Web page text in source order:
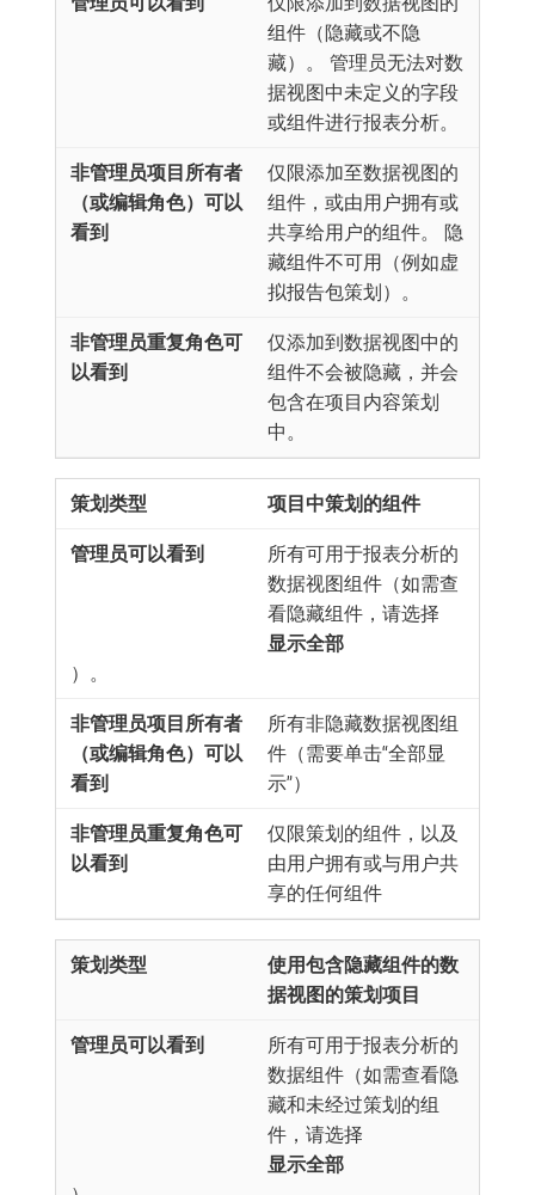
组件（隐藏或不隐
藏）。 管理员无法对数
据视图中未定义的字段
或组件进行报表分析。
仅限添加至数据视图的
组件，或由用户拥有或
共享给用户的组件。 隐
藏组件不可用（例如虚
拟报告包策划）。
仅添加到数据视图中的
组件不会被隐藏，并会
包含在项目内容策划
中。
项目中策划的组件
所有可用于报表分析的
数据视图组件（如需查
看隐藏组件，请选择​
显示全部
）。
所有非隐藏数据视图组
件（需要单击“全部显
示”）
仅限策划的组件，以及
由用户拥有或与用户共
享的任何组件
使用包含隐藏组件的数
据视图的策划项目
所有可用于报表分析的
数据组件（如需查看隐
藏和未经过策划的组
件，请选择​
显示全部